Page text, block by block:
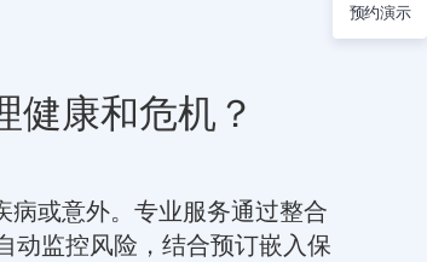
健康和危机？
病或意外。专业服务通过整合
动监控风险，结合预订嵌入保
预约演示